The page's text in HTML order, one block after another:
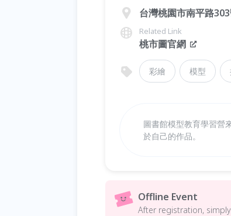
台灣桃園市南平路
Related Link
桃市圖官網
彩繪 模型
圖書館模型教育學習營
於自己的作品。
Offline Event
After registration,